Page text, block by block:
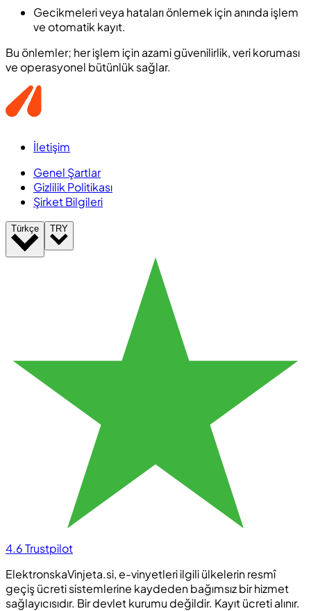
Gecikmeleri veya hataları önlemek için anında işlem
ve otomatik kayıt.
Bu önlemler; her işlem için azami güvenilirlik, veri koruması
ve operasyonel bütünlük sağlar.
İletişim
Genel Şartlar
Gizlilik Politikası
Şirket Bilgileri
Türkçe TRY
4.6Trustpilot
ElektronskaVinjeta.si, e-vinyetleri ilgili ülkelerin resmî
geçiş ücreti sistemlerine kaydeden bağımsız bir hizmet
sağlayıcısıdır. Bir devlet kurumu değildir. Kayıt ücreti alınır.